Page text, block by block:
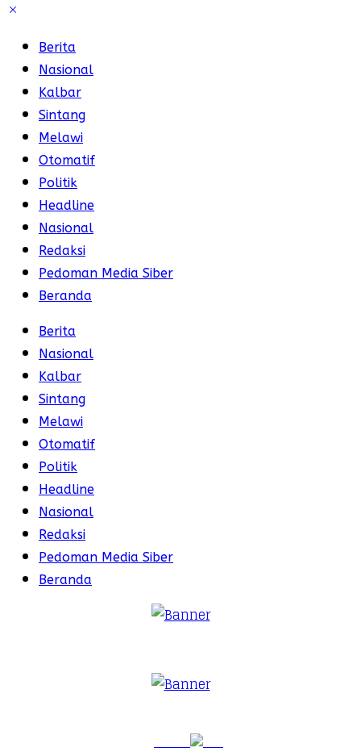
Berita
Nasional
Kalbar
Sintang
Melawi
Otomatif
Politik
Headline
Nasional
Redaksi
Pedoman Media Siber
Beranda
Berita
Nasional
Kalbar
Sintang
Melawi
Otomatif
Politik
Headline
Nasional
Redaksi
Pedoman Media Siber
Beranda